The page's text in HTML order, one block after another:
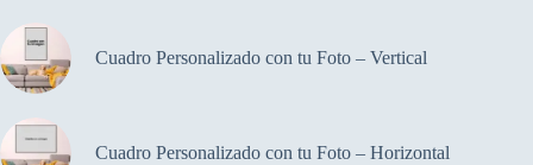
Cuadro Personalizado con tu Foto – Vertical
Cuadro Personalizado con tu Foto – Horizontal